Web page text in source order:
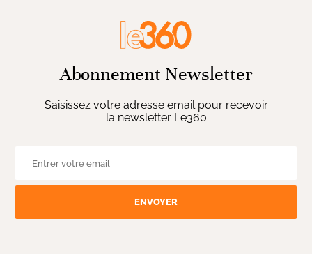
Abonnement Newsletter
Saisissez votre adresse email pour recevoir
la newsletter Le360
ENVOYER